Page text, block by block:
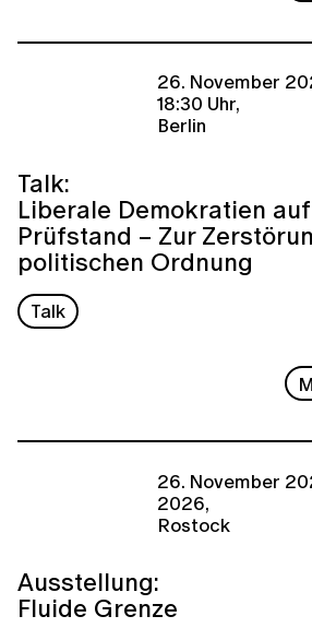
26. November
18:30 Uhr,
Berlin
Talk:
Liberale Demokratien
Prüfstand − Zur
politischen Ordnung
Talk
26. November
2026,
Rostock
Ausstellung:
Fluide Grenze